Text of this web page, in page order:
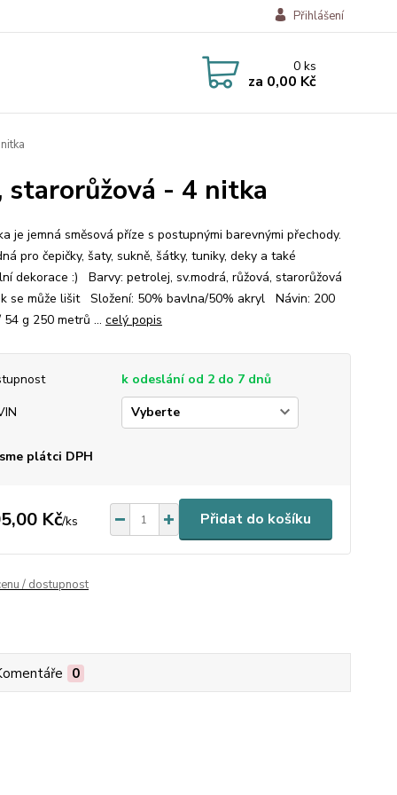
Přihlášení
0ks
za 0,00 Kč
starorůžová - 4 nitka
je jemná směsová příze s postupnými barevnými přechody.
pro čepičky, šaty, sukně, šátky, tuniky, deky a také
dekorace :) Barvy: petrolej, sv.modrá, růžová, starorůžová
se může lišit Složení: 50% bavlna/50% akryl Návin: 200
g 250 metrů ... celý popis
k odeslání od 2 do 7 dnů
plátci DPH
Kč/ks Přidat do košíku
/ dostupnost
0